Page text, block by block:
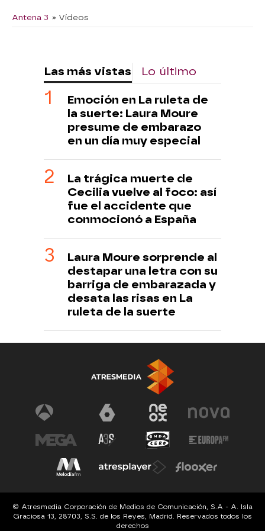
Antena 3 » Vídeos
Las más vistas Lo último
Emoción en La ruleta de
la suerte: Laura Moure
presume de embarazo
en un día muy especial
La trágica muerte de
Cecilia vuelve al foco: así
fue el accidente que
conmocionó a España
Laura Moure sorprende al
destapar una letra con su
barriga de embarazada y
desata las risas en La
ruleta de la suerte
© Atresmedia Corporación de Medios de Comunicación, S.A - A. Isla
Graciosa 13, 28703, S.S. de los Reyes, Madrid. Reservados todos los
derechos